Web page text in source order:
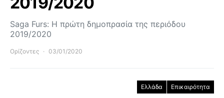
Saga Furs: Η πρώτη δημοπρασία της περιόδου
2019/2020
Ορίζοντες 03/01/2020
Ελλάδα Επικαιρότητα